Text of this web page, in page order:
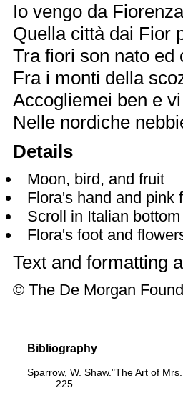
Io vengo da
Quella città dai Fior
Tra fiori son nato ed
Fra i monti della
Accogliemei ben e
Nelle nordiche
Details
Moon, bird, and fruit
Flora's hand and pink
Scroll in Italian
Flora's foot and
Text and formatting
© The De Morgan
Bibliography
Sparrow, W. Shaw."The Art of
225.